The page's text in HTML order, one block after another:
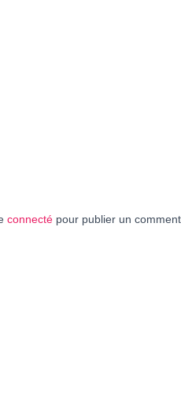
connecté pour publier un